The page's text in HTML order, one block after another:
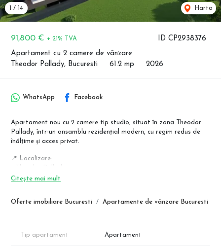
ID CP2938376
91,800 € + 21% TVA
Apartament cu 2 camere de vânzare
Theodor Pallady, Bucuresti
61.2 mp 2026
1 / 14 Harta
Oferte imobiliare Bucuresti Apartamente de vânzare Bucuresti
WhatsApp Facebook
Apartament nou cu 2 camere tip studio, situat în zona Theodor
Pallady, într-un ansamblu rezidențial modern, cu regim redus de
înălțime și acces privat.
📍 Localizare:
– Stație STB la ~500 m
🏢 Detalii imobil:
– Ansamblu nou
Citește mai mult
Tip apartament Apartament